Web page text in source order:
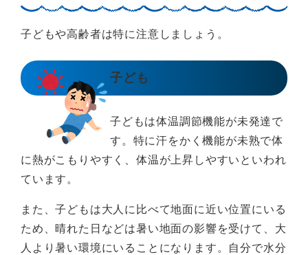
子どもや高齢者は特に注意しましょう。
子ども
子どもは体温調節機能が未発達で
す。特に汗をかく機能が未熟で体
に熱がこもりやすく、体温が上昇しやすいといわれ
ています。
また、子どもは大人に比べて地面に近い位置にいる
ため、晴れた日などは暑い地面の影響を受けて、大
人より暑い環境にいることになります。自分で水分